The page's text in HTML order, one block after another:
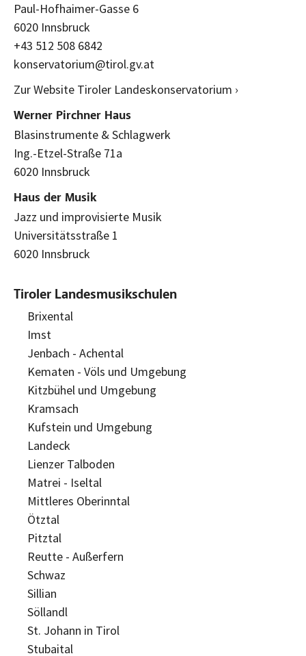
Paul-Hofhaimer-Gasse 6
6020 Innsbruck
+43 512 508 6842
konservatorium@tirol.gv.at
Zur Website Tiroler Landeskonservatorium ›
Werner Pirchner Haus
Blasinstrumente & Schlagwerk
Ing.-Etzel-Straße 71a
6020 Innsbruck
Haus der Musik
Jazz und improvisierte Musik
Universitätsstraße 1
6020 Innsbruck
Tiroler Landesmusikschulen
Brixental
Imst
Jenbach - Achental
Kematen - Völs und Umgebung
Kitzbühel und Umgebung
Kramsach
Kufstein und Umgebung
Landeck
Lienzer Talboden
Matrei - Iseltal
Mittleres Oberinntal
Ötztal
Pitztal
Reutte - Außerfern
Schwaz
Sillian
Söllandl
St. Johann in Tirol
Stubaital